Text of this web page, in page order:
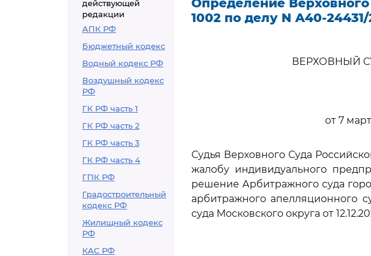
действующей
редакции
АПК РФ
Бюджетный кодекс
Водный кодекс РФ
Воздушный кодекс
РФ
ГК РФ часть 1
ГК РФ часть 2
ГК РФ часть 3
ГК РФ часть 4
ГПК РФ
Градостроительный
кодекс РФ
Жилищный кодекс
РФ
КАС РФ
Определение
1002 по делу N А40-24431/
ВЕРХОВНЫЙ
от 7
Судья Верховного Суда
жалобу индивидуального
решение Арбитражного суда
арбитражного апелляционного
суда Московского округа от